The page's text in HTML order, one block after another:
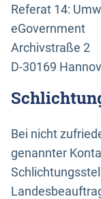
Referat 14:
eGovernment
Archivstraße 2
D-30169
Bei nicht
genannter